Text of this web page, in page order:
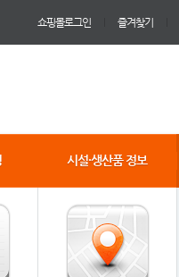
쇼핑몰로그인 즐겨찾기
시설·생산품 정보